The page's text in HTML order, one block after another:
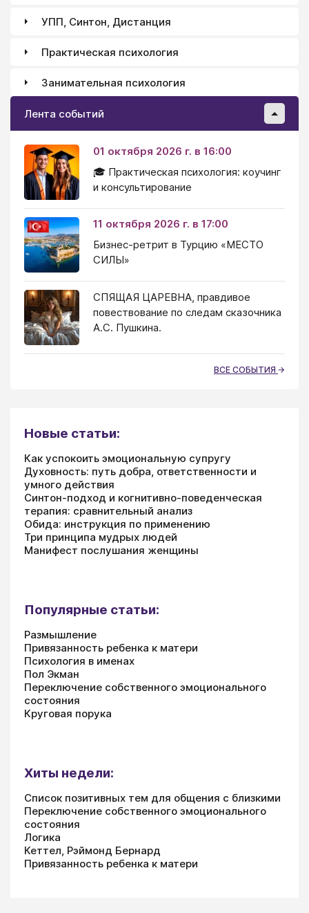
УПП, Синтон, Дистанция
Практическая психология
Занимательная психология
Лента событий
01 октября 2026 г. в 16:00
🎓 Практическая психология: коучинг
и консультирование
11 октября 2026 г. в 17:00
Бизнес-ретрит в Турцию «МЕСТО
СИЛЫ»
СПЯЩАЯ ЦАРЕВНА, правдивое
повествование по следам сказочника
А.С. Пушкина.
ВСЕ СОБЫТИЯ
Новые статьи:
Как успокоить эмоциональную супругу
Духовность: путь добра, ответственности и
умного действия
Синтон-подход и когнитивно-поведенческая
терапия: сравнительный анализ
Обида: инструкция по применению
Три принципа мудрых людей
Манифест послушания женщины
Популярные статьи:
Размышление
Привязанность ребенка к матери
Психология в именах
Пол Экман
Переключение собственного эмоционального
состояния
Круговая порука
Хиты недели:
Список позитивных тем для общения с близкими
Переключение собственного эмоционального
состояния
Логика
Кеттел, Рэймонд Бернард
Привязанность ребенка к матери